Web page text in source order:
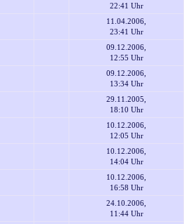
22:41 Uhr
11.04.2006,
23:41 Uhr
09.12.2006,
12:55 Uhr
09.12.2006,
13:34 Uhr
29.11.2005,
18:10 Uhr
10.12.2006,
12:05 Uhr
10.12.2006,
14:04 Uhr
10.12.2006,
16:58 Uhr
24.10.2006,
11:44 Uhr